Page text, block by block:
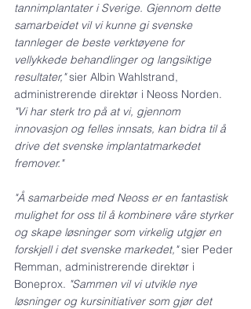
tannimplantater i Sverige. Gjennom dette
samarbeidet vil vi kunne gi svenske
tannleger de beste verktøyene for
vellykkede behandlinger og langsiktige
resultater," sier Albin Wahlstrand,
administrerende direktør i Neoss Norden.
"Vi har sterk tro på at vi, gjennom
innovasjon og felles innsats, kan bidra til å
drive det svenske implantatmarkedet
fremover."
"Å samarbeide med Neoss er en fantastisk
mulighet for oss til å kombinere våre styrker
og skape løsninger som virkelig utgjør en
forskjell i det svenske markedet," sier Peder
Remman, administrerende direktør i
Boneprox. "Sammen vil vi utvikle nye
løsninger og kursinitiativer som gjør det